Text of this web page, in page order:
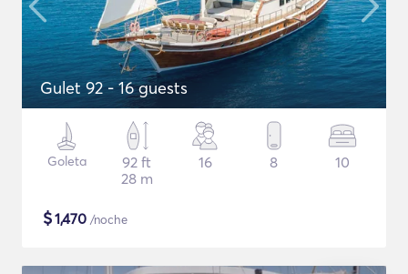
Gulet 92 - 16 guests
Goleta
92 ft
28 m
16 8 10
$1,470 /noche